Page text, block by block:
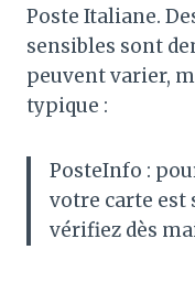
Poste Italiane.
sensibles sont
peuvent varier,
typique :
PosteInfo :
votre carte est
vérifiez dès